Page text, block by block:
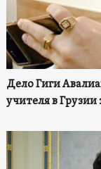
Дело Гиги
учителя в